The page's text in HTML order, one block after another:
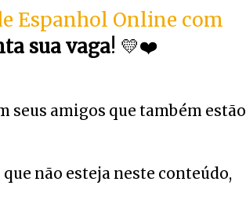
Espanhol Online com
sua vaga! 💛❤️
seus amigos que também estão
não esteja neste conteúdo,